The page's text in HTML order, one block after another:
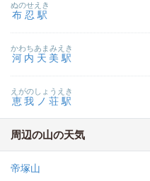
布忍駅
ぬのせえき
河内天美駅
かわちあまみえき
恵我ノ荘駅
えがのしょうえき
周辺の山の天気
帝塚山